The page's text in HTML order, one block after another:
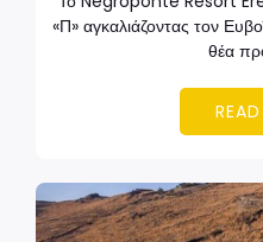
«Π» αγκαλιάζοντας τον
θέα